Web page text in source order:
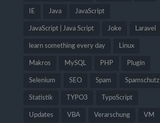
IE Java JavaScript
JavaScript | Java Script Joke Laravel
learn something every day Linux
Makros MySQL PHP Plugin
Selenium SEO Spam Spamschutz
Statistik TYPO3 TypoScript
Updates VBA Verarschung VM